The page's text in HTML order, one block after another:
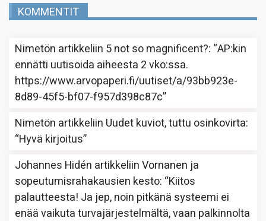
KOMMENTIT
Nimetön artikkeliin 5 not so magnificent?: “AP:kin
ennätti uutisoida aiheesta 2 vko:ssa.
https://www.arvopaperi.fi/uutiset/a/93bb923e-
8d89-45f5-bf07-f957d398c87c”
Nimetön artikkeliin Uudet kuviot, tuttu osinkovirta:
“Hyvä kirjoitus”
Johannes Hidén artikkeliinVornanen ja
sopeutumisrahakausien kesto: “Kiitos
palautteesta! Ja jep, noin pitkänä systeemi ei
enää vaikuta turvajärjestelmältä, vaan palkinnolta